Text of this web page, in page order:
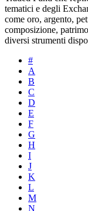
tematici e degli
come oro, argento,
composizione,
diversi strumenti
#
A
B
C
D
E
F
G
H
I
J
K
L
M
N